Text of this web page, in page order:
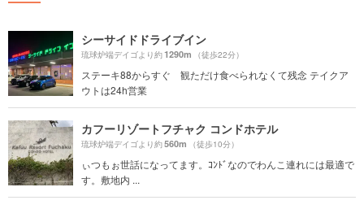
シーサイドドライブイン
琉球炉端デイゴより約1290m （徒歩22分）
ステーキ88からすぐ 観ただけ食べられなくて残念 テイクア
ウトは24h営業
カフーリゾートフチャク コンドホテル
琉球炉端デイゴより約560m （徒歩10分）
ぃつもぉ世話になってます。ｺﾝﾄﾞなのでわんこ連れには最適で
す。敷地内 ...